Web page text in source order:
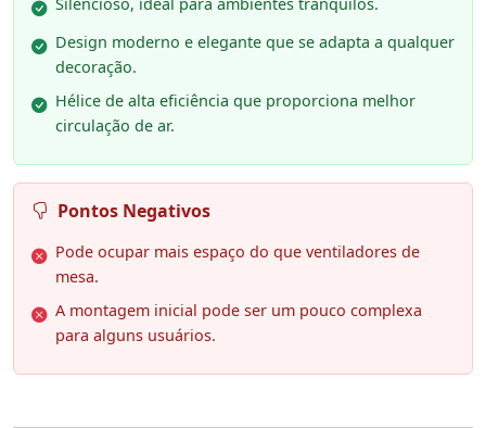
Design moderno e elegante que se adapta a qualquer
decoração.
Hélice de alta eficiência que proporciona melhor
circulação de ar.
Pontos Negativos
Pode ocupar mais espaço do que ventiladores de
mesa.
A montagem inicial pode ser um pouco complexa
para alguns usuários.